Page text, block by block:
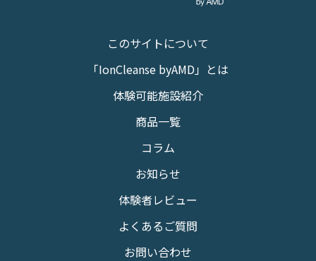
このサイトについて
「IonCleanse byAMD」とは
体験可能施設紹介
商品一覧
コラム
お知らせ
体験者レビュー
よくあるご質問
お問い合わせ